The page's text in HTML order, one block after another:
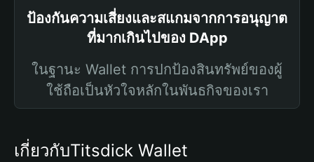
ป้องกันความเสี่ยงและสแกมจากการอนุญาต
ที่มากเกินไปของ DApp
ในฐานะ Wallet การปกป้องสินทรัพย์ของผู้
ใช้ถือเป็นหัวใจหลักในพันธกิจของเรา
เกี่ยวกับTitsdick Wallet